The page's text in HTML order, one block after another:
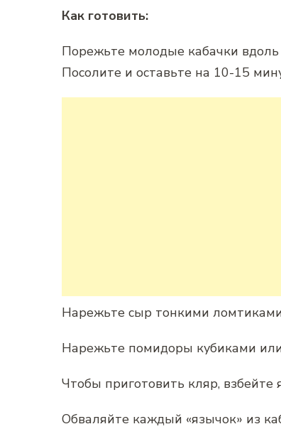
Как готовить:
Порежьте молодые кабачки
Посолите и оставьте на 10-15
Нарежьте сыр тонкими
Нарежьте помидоры кубиками
Чтобы приготовить кляр, взбейте
Обваляйте каждый «язычок» из